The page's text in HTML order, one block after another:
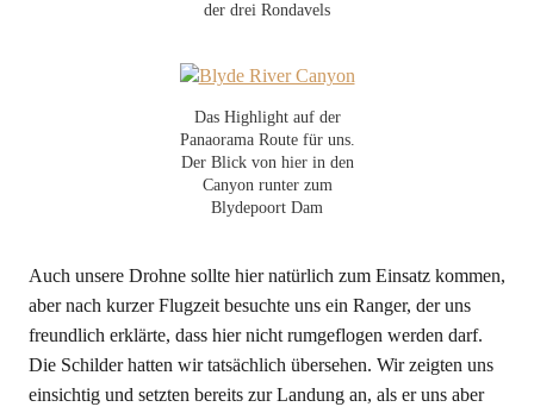
der drei Rondavels
Das Highlight auf der
Panaorama Route für uns.
Der Blick von hier in den
Canyon runter zum
Blydepoort Dam
Auch unsere Drohne sollte hier natürlich zum Einsatz kommen,
aber nach kurzer Flugzeit besuchte uns ein Ranger, der uns
freundlich erklärte, dass hier nicht rumgeflogen werden darf.
Die Schilder hatten wir tatsächlich übersehen. Wir zeigten uns
einsichtig und setzten bereits zur Landung an, als er uns aber